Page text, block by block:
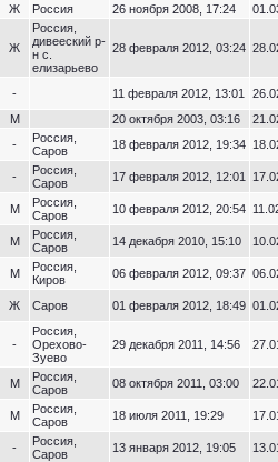
Ж Россия 26 ноября 2008, 17:24
Ж
Россия,
дивееский р-
н с.
елизарьево
28 февраля 2012, 03:24
- 11 февраля 2012, 13:01
М 20 октября 2003, 03:16
-
Россия,
Саров
18 февраля 2012, 19:34
-
Россия,
Саров
17 февраля 2012, 12:01
М
Россия,
Саров
10 февраля 2012, 20:54
М
Россия,
Саров
14 декабря 2010, 15:10
М
Россия,
Киров
06 февраля 2012, 09:37
Ж Саров 01 февраля 2012, 18:49
-
Россия,
Орехово-
Зуево
29 декабря 2011, 14:56
М
Россия,
Саров
08 октября 2011, 03:00
М
Россия,
Саров
18 июля 2011, 19:29
-
Россия,
Саров
13 января 2012, 19:05